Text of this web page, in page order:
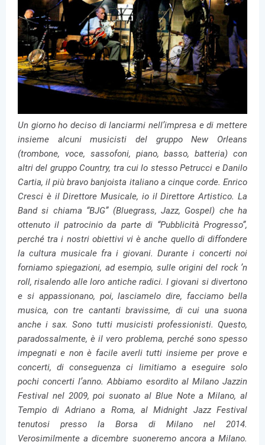
Un giorno ho deciso di lanciarmi nell’impresa e di mettere
insieme alcuni musicisti del gruppo New Orleans
(trombone, voce, sassofoni, piano, basso, batteria) con
altri del gruppo Country, tra cui lo stesso Petrucci e Danilo
Cartia, il più bravo banjoista italiano a cinque corde. Enrico
Cresci è il Direttore Musicale, io il Direttore Artistico. La
Band si chiama “BJG” (Bluegrass, Jazz, Gospel) che ha
ottenuto il patrocinio da parte di “Pubblicità Progresso”,
perché tra i nostri obiettivi vi è anche quello di diffondere
la cultura musicale fra i giovani. Durante i concerti noi
forniamo spiegazioni, ad esempio, sulle origini del rock ’n
roll, risalendo alle loro antiche radici. I giovani si divertono
e si appassionano, poi, lasciamelo dire, facciamo bella
musica, con tre cantanti bravissime, di cui una suona
anche i sax. Sono tutti musicisti professionisti. Questo,
paradossalmente, è il vero problema, perché sono spesso
impegnati e non è facile averli tutti insieme per prove e
concerti, di conseguenza ci limitiamo a eseguire solo
pochi concerti l’anno. Abbiamo esordito al Milano Jazzin
Festival nel 2009, poi suonato al Blue Note a Milano, al
Tempio di Adriano a Roma, al Midnight Jazz Festival
tenutosi presso la Borsa di Milano nel 2014.
Verosimilmente a dicembre suoneremo ancora a Milano.